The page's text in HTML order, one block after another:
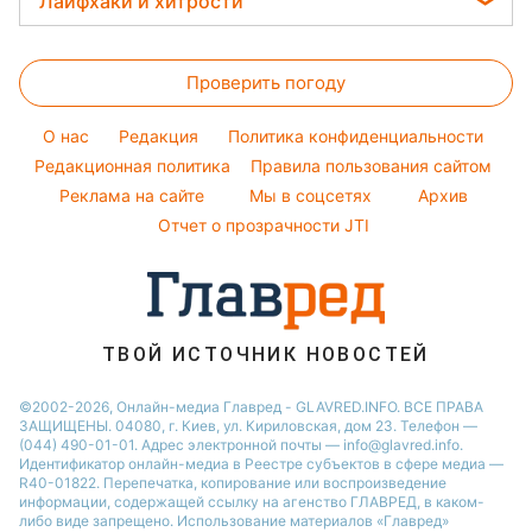
София Ротару
Новости Одессы
Новости Полтавы
Новости Черкассы
Новости Ровно
Новости Запорожья
Праздничное меню
Оптические иллюзии
Народные приметы
Все о шоу-бизнесе
Магнитные бури
Погода на сегодня
Погода на завтра
Пылевая буря
Уборка
Комнатные растения
Авто
Проверить погоду
O нас Редакция
Политика конфиденциальности
Редакционная политика
Правила пользования сайтом
Реклама на сайте
Мы в соцсетях
Архив
Отчет о прозрачности JTI
ТВОЙ ИСТОЧНИК НОВОСТЕЙ
©2002-2026, Онлайн-медиа Главред - GLAVRED.INFO. ВСЕ ПРАВА
ЗАЩИЩЕНЫ. 04080, г. Киев, ул. Кириловская, дом 23. Телефон —
(044) 490-01-01. Адрес электронной почты — info@glavred.info.
Идентификатор онлайн-медиа в Реестре cубъектов в сфере медиа —
R40-01822. Перепечатка, копирование или воспроизведение
информации, содержащей ссылку на агенство ГЛАВРЕД, в каком-
либо виде запрещено. Использование материалов «Главред»